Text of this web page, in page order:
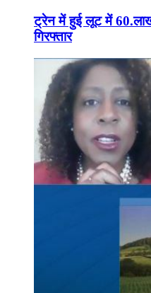
ट्रेन में हुई लूट में
गिरफ्तार